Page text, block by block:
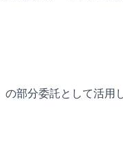
部分委託として活用